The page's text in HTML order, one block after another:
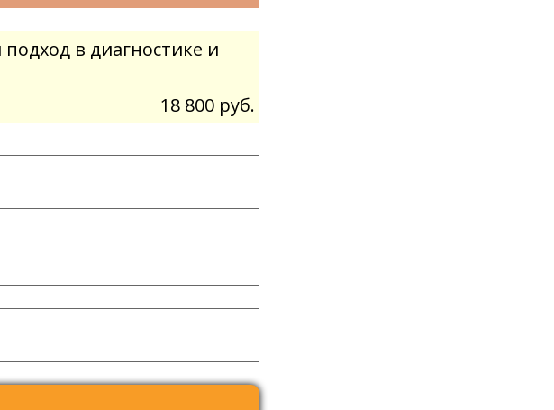
в диагностике и
18 800 руб.